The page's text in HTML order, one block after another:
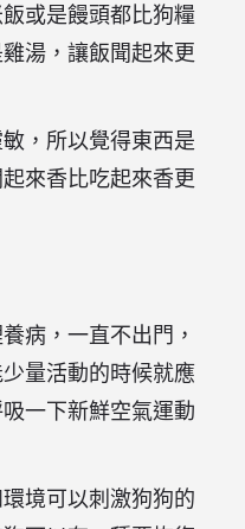
或是饅頭都比狗糧
湯，讓飯聞起來更
，所以覺得東西是
來香比吃起來香更
病，一直不出門，
量活動的時候就應
一下新鮮空氣運動
境可以刺激狗狗的